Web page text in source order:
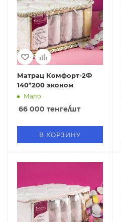
Матрац Комфорт-2Ф
140*200 эконом
Мало
66 000 тенге/шт
В КОРЗИНУ